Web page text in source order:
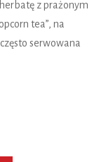
z prażonym
tea”, na
serwowana